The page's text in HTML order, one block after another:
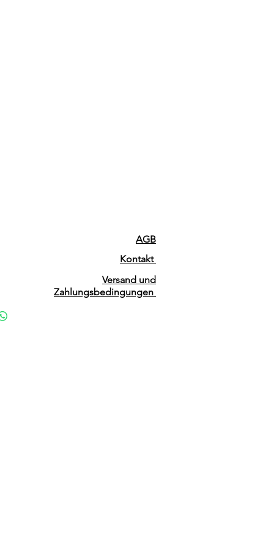
AGB
Kontakt
Versand und
Zahlungsbedingungen